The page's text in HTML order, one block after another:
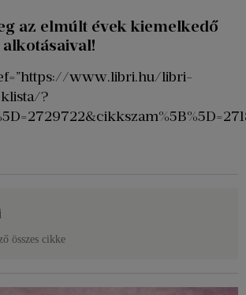
az elmúlt évek kiemelkedő
www.libri.hu/libri-
?
összes cikke